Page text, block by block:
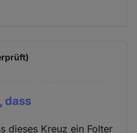
dass
dieses Kreuz ein Folter